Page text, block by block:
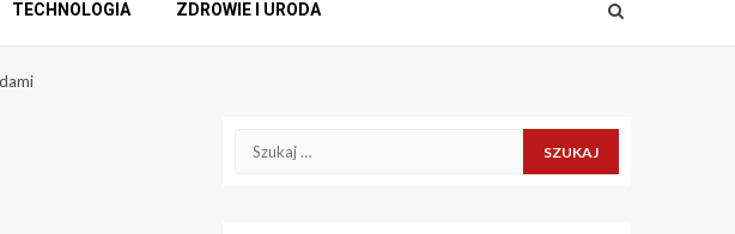
TECHNOLOGIA ZDROWIE I URODA
Szukaj: